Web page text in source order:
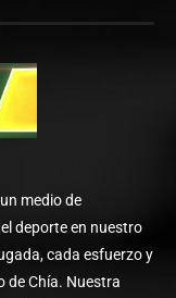
medio de
deporte en nuestro
cada esfuerzo y
de Chía. Nuestra